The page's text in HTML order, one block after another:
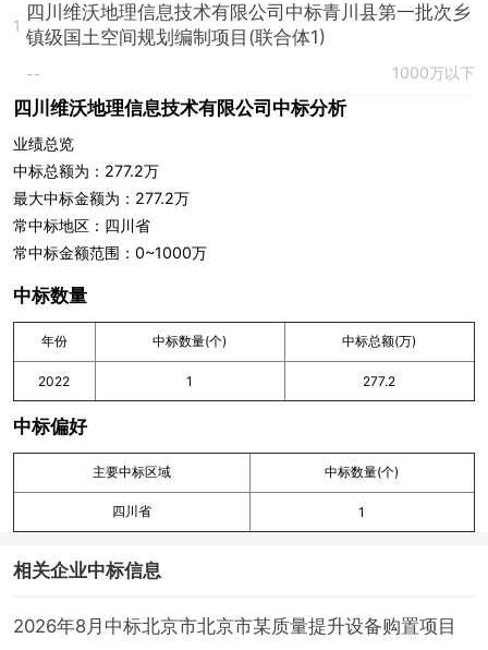
1
四川维沃地理信息技术有限公司中标青川县第一批次乡
镇级国土空间规划编制项目(联合体1)
-- 1000万以下
四川维沃地理信息技术有限公司中标分析
业绩总览
中标总额为：277.2万
最大中标金额为：277.2万
常中标地区：四川省
常中标金额范围：0~1000万
中标数量
年份 中标数量(个) 中标总额(万)
2022 1 277.2
中标偏好
主要中标区域 中标数量(个)
四川省 1
相关企业中标信息
2026年8月中标北京市北京市某质量提升设备购置项目